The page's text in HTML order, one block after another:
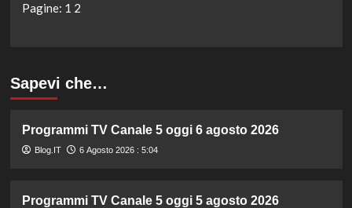
Pagine: 1 2
Sapevi che…
Programmi TV Canale 5 oggi 6 agosto 2026
Blog.IT 6 Agosto 2026 : 5:04
Programmi TV Canale 5 oggi 5 agosto 2026